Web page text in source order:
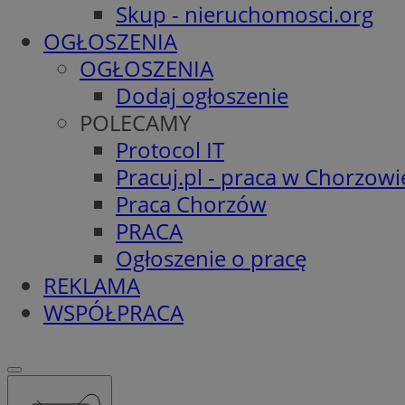
Skup - nieruchomosci.org
OGŁOSZENIA
OGŁOSZENIA
Dodaj ogłoszenie
POLECAMY
Protocol IT
Pracuj.pl - praca w
Praca Chorzów
PRACA
Ogłoszenie o pracę
REKLAMA
WSPÓŁPRACA